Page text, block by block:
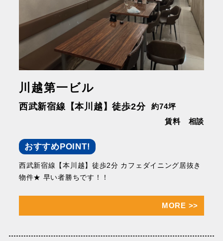
川越第一ビル
西武新宿線【本川越】徒歩2分
約74坪
賃料 相談
おすすめPOINT!
西武新宿線【本川越】徒歩2分 カフェダイニング居抜き
物件★ 早い者勝ちです！！
MORE >>